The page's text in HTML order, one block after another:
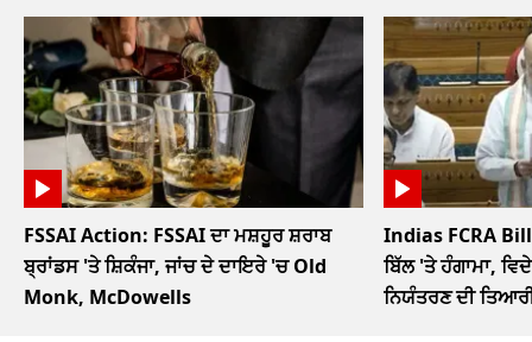
FSSAI Action: FSSAI ਦਾ ਮਸ਼ਹੂਰ ਸ਼ਰਾਬ
ਬ੍ਰਾਂਡਸ 'ਤੇ ਸ਼ਿਕੰਜਾ, ਜਾਂਚ ਦੇ ਦਾਇਰੇ 'ਚ Old
Monk, McDowells
Indias FCRA
ਬਿੱਲ 'ਤੇ ਹੰਗਾਮਾ,
ਨਿਯੰਤਰਣ ਦੀ